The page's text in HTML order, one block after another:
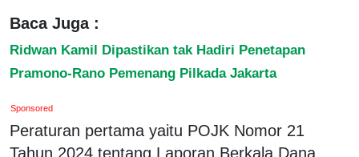
Baca Juga :
Ridwan Kamil Dipastikan tak Hadiri Penetapan
Pramono-Rano Pemenang Pilkada Jakarta
Sponsored
Peraturan pertama yaitu POJK Nomor 21
Tahun 2024 tentang Laporan Berkala Dana